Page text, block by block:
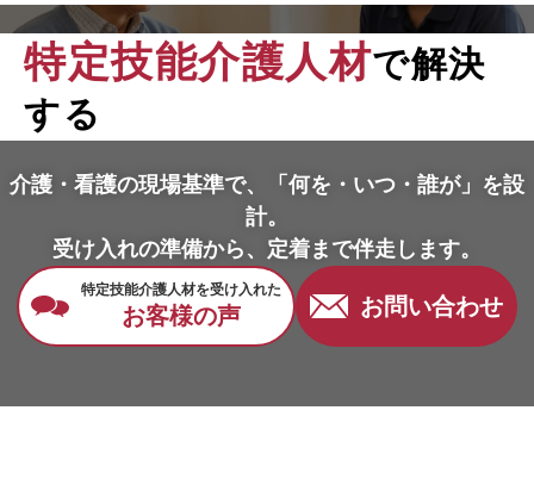
特定技能介護人材で解決
する
介護・看護の現場基準で、
「何を・いつ・誰が」を設
計。
受け入れの準備から、定着まで伴走します。
特定技能介護人材を受け入れた
お客様の声 お問い合わせ